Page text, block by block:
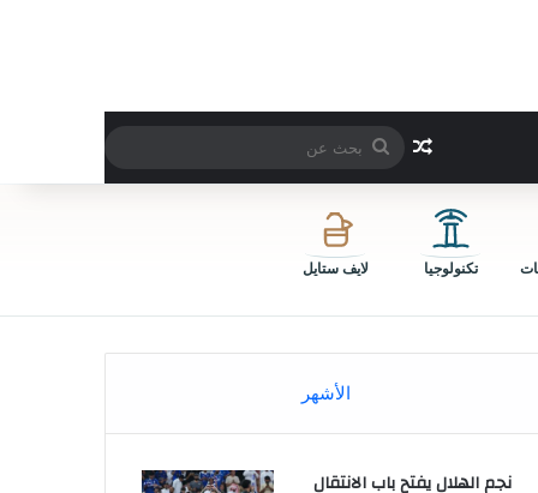
مقال عشوائي
بحث
عن
تكنولوجيا لايف ستايل
الأشهر
نجم الهلال يفتح باب الانتقال